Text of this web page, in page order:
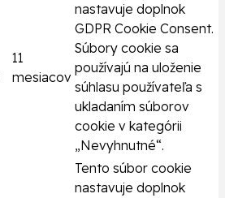
11
mesiacov
nastavuje doplnok
GDPR Cookie Consent.
Súbory cookie sa
používajú na uloženie
súhlasu používateľa s
ukladaním súborov
cookie v kategórii
„Nevyhnutné“.
Tento súbor cookie
nastavuje doplnok